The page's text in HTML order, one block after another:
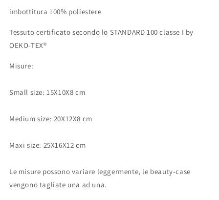
imbottitura 100% poliestere
Tessuto certificato secondo lo STANDARD 100 classe I by
OEKO-TEX®
Misure:
Small size: 15X10X8 cm
Medium size: 20X12X8 cm
Maxi size: 25X16X12 cm
Le misure possono variare leggermente, le beauty-case
vengono tagliate una ad una.